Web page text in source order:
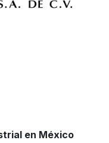
en México